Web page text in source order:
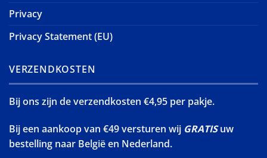
Privacy
Privacy Statement (EU)
VERZENDKOSTEN
Bij ons zijn de verzendkosten €4,95 per pakje.
Bij een aankoop van €49 versturen wij GRATISuw
bestelling naar België en Nederland.